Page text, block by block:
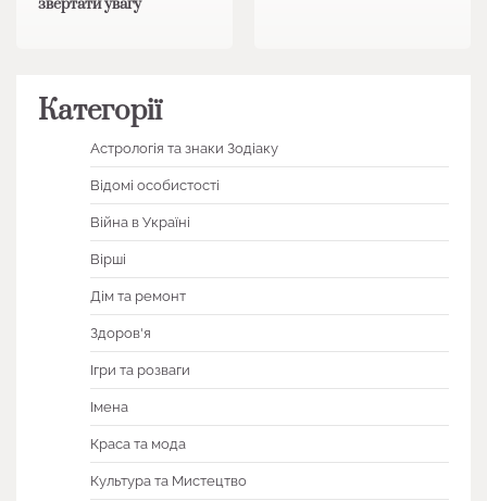
звертати увагу
Категорії
Астрологія та знаки Зодіаку
Відомі особистості
Війна в Україні
Вірші
Дім та ремонт
Здоров'я
Ігри та розваги
Імена
Краса та мода
Культура та Мистецтво